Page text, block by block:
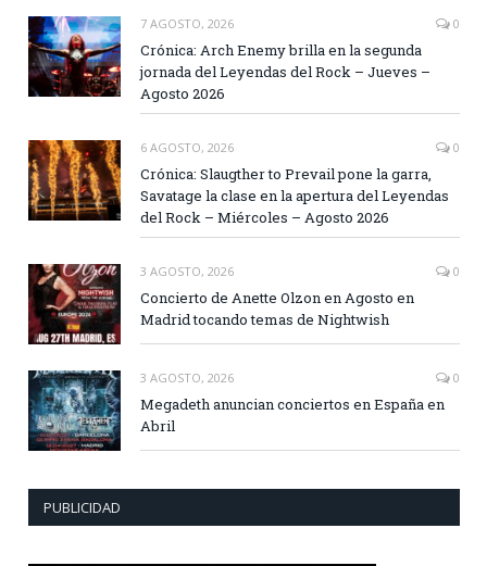
7 AGOSTO, 2026 0
Crónica: Arch Enemy brilla en la segunda
jornada del Leyendas del Rock – Jueves –
Agosto 2026
6 AGOSTO, 2026 0
Crónica: Slaugther to Prevail pone la garra,
Savatage la clase en la apertura del Leyendas
del Rock – Miércoles – Agosto 2026
3 AGOSTO, 2026 0
Concierto de Anette Olzon en Agosto en
Madrid tocando temas de Nightwish
3 AGOSTO, 2026 0
Megadeth anuncian conciertos en España en
Abril
PUBLICIDAD